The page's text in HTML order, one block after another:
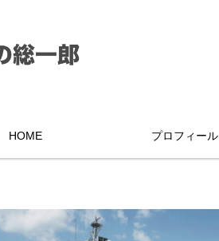
HOME プロフィール